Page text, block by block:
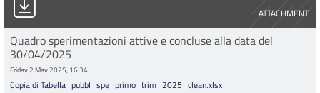
ATTACHMENT
Quadro sperimentazioni attive e concluse alla data del
30/04/2025
Friday 2 May 2025, 16:34
Copia di Tabella_pubbl_spe_primo_trim_2025_clean.xlsx